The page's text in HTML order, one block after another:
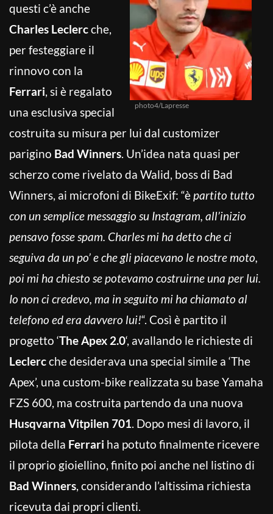
photo4/Lapresse
questi c’è anche
Charles Leclercche,
per festeggiare il
rinnovo con la
Ferrari, si è regalato
una esclusiva special
costruita su misura per lui dal customizer
parigino Bad Winners. Un’idea nata quasi per
scherzo come rivelato da Walid, boss di Bad
Winners, ai microfoni di BikeExif: “èpartito tutto
con un semplice messaggio su Instagram, all’inizio
pensavo fosse spam. Charles mi ha detto che ci
seguiva da un po’ e che gli piacevano le nostre moto,
poi mi ha chiesto se potevamo costruirne una per lui.
Io non ci credevo, ma in seguito mi ha chiamato al
telefono ed era davvero lui!“. Così è partito il
progetto ‘The Apex 2.0‘, avallando le richieste di
Leclercche desiderava una special simile a ‘The
Apex’, una custom-bike realizzata su base Yamaha
FZS 600, ma costruita partendo da una nuova
Husqvarna Vitpilen 701. Dopo mesi di lavoro, il
pilota della Ferrari ha potuto finalmente ricevere
il proprio gioiellino, finito poi anche nel listino di
Bad Winners, considerando l’altissima richiesta
ricevuta dai propri clienti.